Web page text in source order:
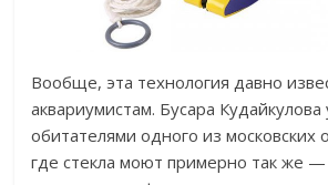
Вообще, эта технология давно
аквариумистам. Бусара Кудайкулова
обитателями одного из московских
где стекла моют примерно так же —